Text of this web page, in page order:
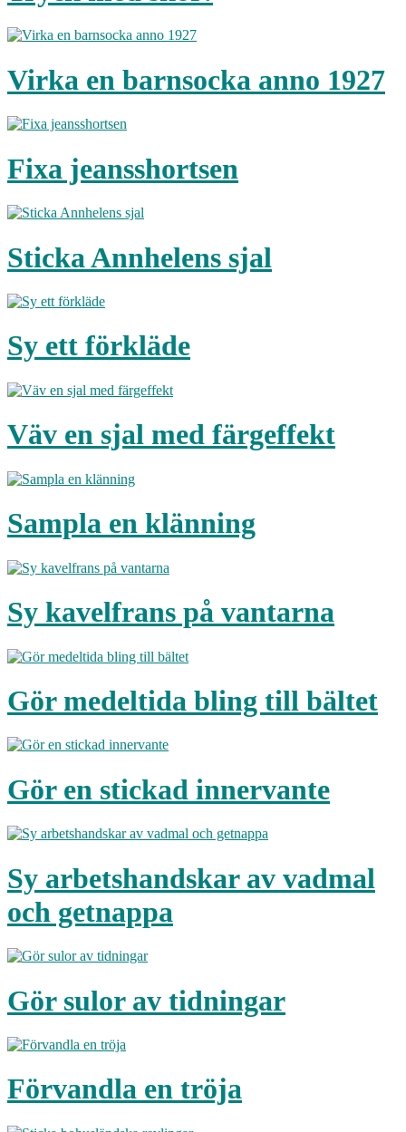
Virka en barnsocka anno 1927
Fixa jeansshortsen
Sticka Annhelens sjal
Sy ett förkläde
Väv en sjal med färgeffekt
Sampla en klänning
Sy kavelfrans på vantarna
Gör medeltida bling till bältet
Gör en stickad innervante
Sy arbetshandskar av vadmal
och getnappa
Gör sulor av tidningar
Förvandla en tröja